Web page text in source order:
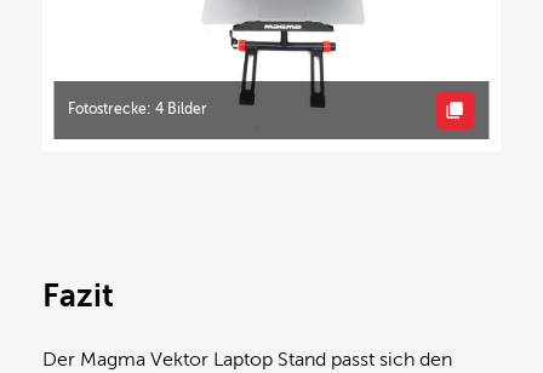
Fotostrecke: 4 Bilder
Fazit
Der Magma Vektor Laptop Stand passt sich den